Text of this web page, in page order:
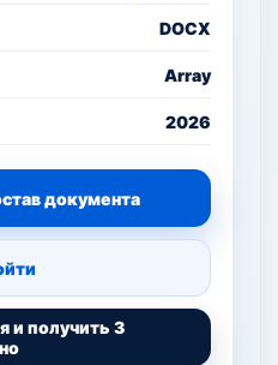
DOCX
Array
2026
документа
и получить 3